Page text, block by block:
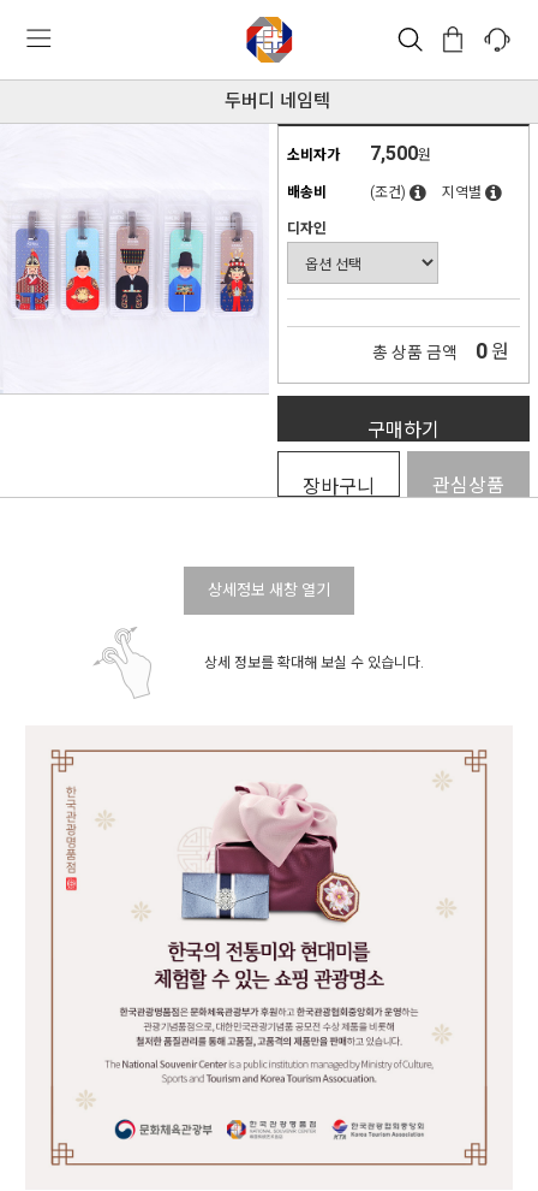
두버디 네임텍
소비자가 7,500원
배송비 (조건) 지역별
디자인
총 상품 금액 0 원
구매하기
장바구니 관심상품
상세정보 새창 열기
상세 정보를 확대해 보실 수 있습니다.